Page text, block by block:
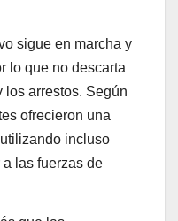
sigue en marcha y
lo que no descarta
los arrestos. Según
ofrecieron una
incluso
las fuerzas de